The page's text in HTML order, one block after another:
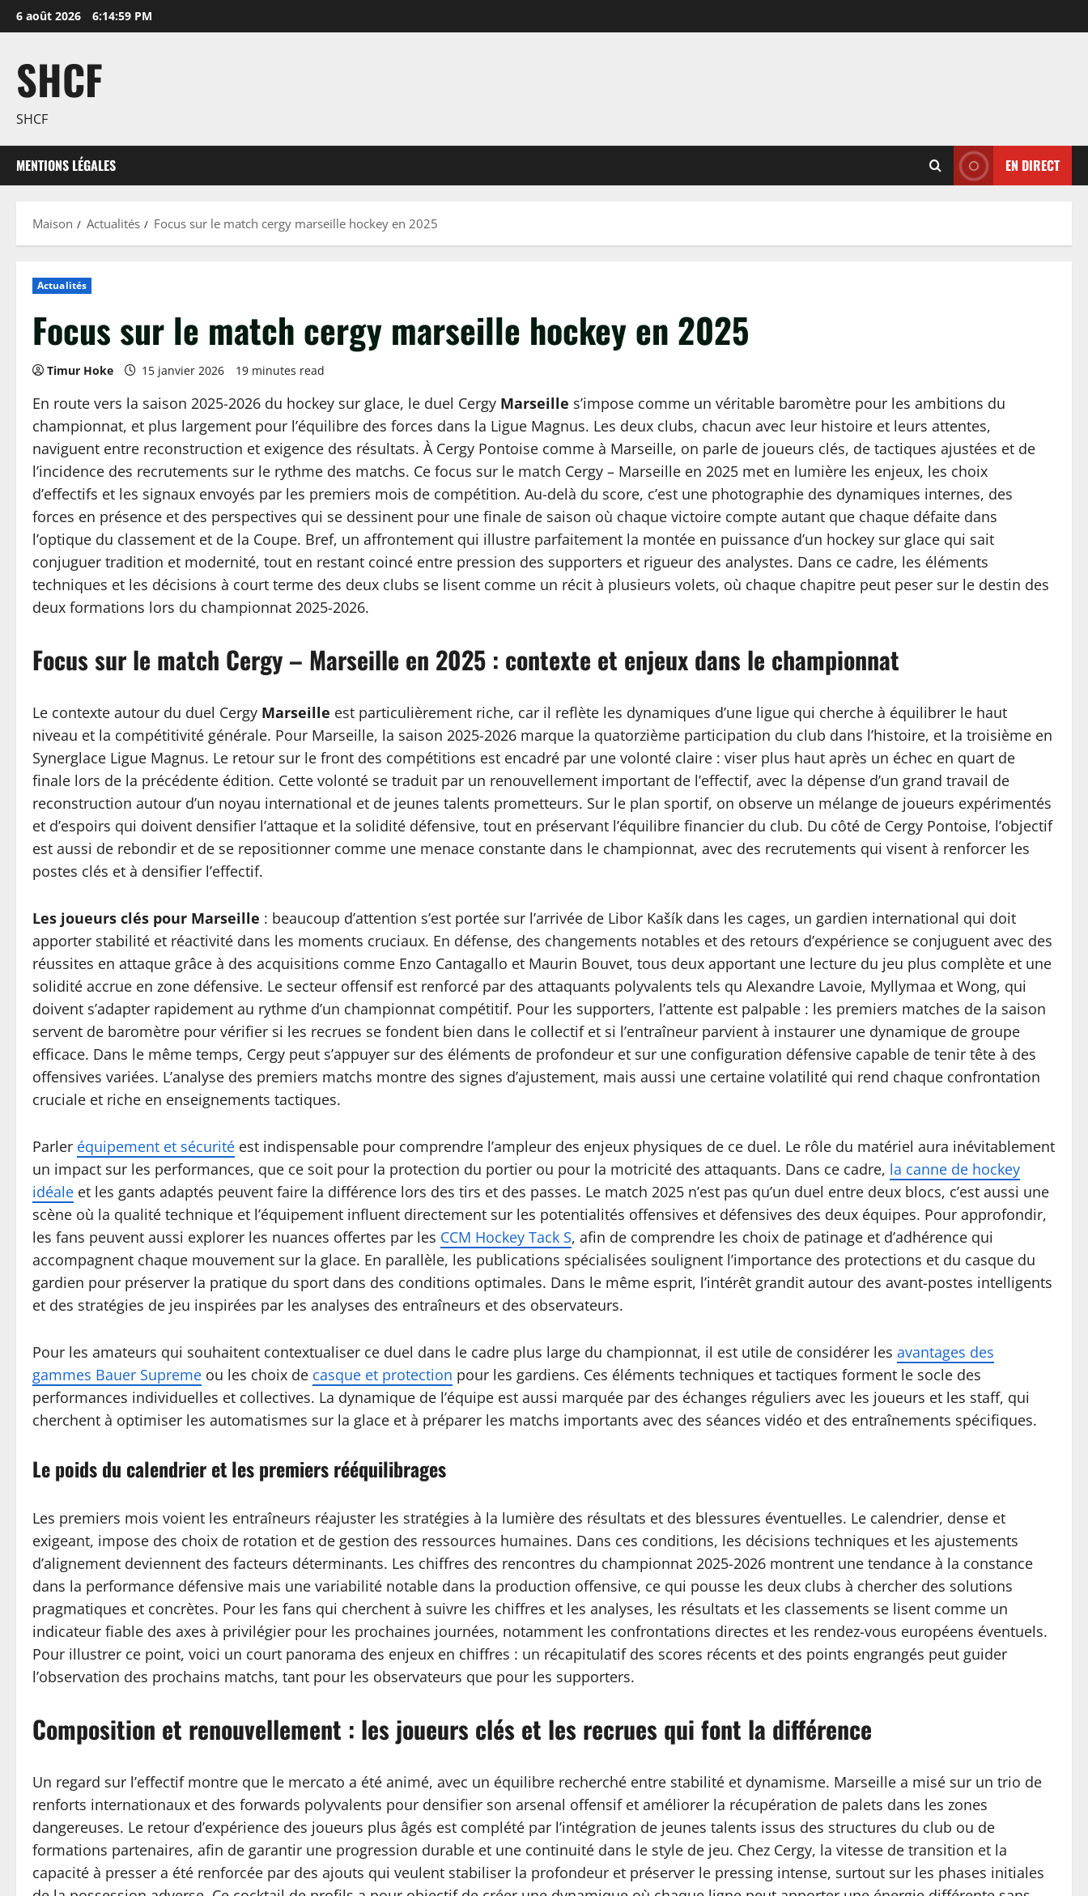
Passer
au
6 août 2026 6:15:00 PM
SHCF
SHCF
MENTIONS LÉGALES EN DIRECT
Maison Actualités Focus sur le match cergy marseille hockey en 2025
Actualités
Focus sur le match cergy marseille hockey en 2025
Timur Hoke 15 janvier 2026 19 minutes read
En route vers la saison 2025-2026 du hockey sur glace, le duel Cergy Marseille s’impose comme un véritable baromètre pour les ambitions du
championnat, et plus largement pour l’équilibre des forces dans la Ligue Magnus. Les deux clubs, chacun avec leur histoire et leurs attentes,
naviguent entre reconstruction et exigence des résultats. À Cergy Pontoise comme à Marseille, on parle de joueurs clés, de tactiques ajustées et de
l’incidence des recrutements sur le rythme des matchs. Ce focus sur le match Cergy – Marseille en 2025 met en lumière les enjeux, les choix
d’effectifs et les signaux envoyés par les premiers mois de compétition. Au-delà du score, c’est une photographie des dynamiques internes, des
forces en présence et des perspectives qui se dessinent pour une finale de saison où chaque victoire compte autant que chaque défaite dans
l’optique du classement et de la Coupe. Bref, un affrontement qui illustre parfaitement la montée en puissance d’un hockey sur glace qui sait
conjuguer tradition et modernité, tout en restant coincé entre pression des supporters et rigueur des analystes. Dans ce cadre, les éléments
techniques et les décisions à court terme des deux clubs se lisent comme un récit à plusieurs volets, où chaque chapitre peut peser sur le destin des
deux formations lors du championnat 2025-2026.
Focus sur le match Cergy – Marseille en 2025 : contexte et enjeux dans le championnat
Le contexte autour du duel Cergy Marseille est particulièrement riche, car il reflète les dynamiques d’une ligue qui cherche à équilibrer le haut
niveau et la compétitivité générale. Pour Marseille, la saison 2025-2026 marque la quatorzième participation du club dans l’histoire, et la troisième en
Synerglace Ligue Magnus. Le retour sur le front des compétitions est encadré par une volonté claire : viser plus haut après un échec en quart de
finale lors de la précédente édition. Cette volonté se traduit par un renouvellement important de l’effectif, avec la dépense d’un grand travail de
reconstruction autour d’un noyau international et de jeunes talents prometteurs. Sur le plan sportif, on observe un mélange de joueurs expérimentés
et d’espoirs qui doivent densifier l’attaque et la solidité défensive, tout en préservant l’équilibre financier du club. Du côté de Cergy Pontoise, l’objectif
est aussi de rebondir et de se repositionner comme une menace constante dans le championnat, avec des recrutements qui visent à renforcer les
postes clés et à densifier l’effectif.
Les joueurs clés pour Marseille : beaucoup d’attention s’est portée sur l’arrivée de Libor Kašík dans les cages, un gardien international qui doit
apporter stabilité et réactivité dans les moments cruciaux. En défense, des changements notables et des retours d’expérience se conjuguent avec des
réussites en attaque grâce à des acquisitions comme Enzo Cantagallo et Maurin Bouvet, tous deux apportant une lecture du jeu plus complète et une
solidité accrue en zone défensive. Le secteur offensif est renforcé par des attaquants polyvalents tels qu Alexandre Lavoie, Myllymaa et Wong, qui
doivent s’adapter rapidement au rythme d’un championnat compétitif. Pour les supporters, l’attente est palpable : les premiers matches de la saison
servent de baromètre pour vérifier si les recrues se fondent bien dans le collectif et si l’entraîneur parvient à instaurer une dynamique de groupe
efficace. Dans le même temps, Cergy peut s’appuyer sur des éléments de profondeur et sur une configuration défensive capable de tenir tête à des
offensives variées. L’analyse des premiers matchs montre des signes d’ajustement, mais aussi une certaine volatilité qui rend chaque confrontation
cruciale et riche en enseignements tactiques.
Parler équipement et sécurité est indispensable pour comprendre l’ampleur des enjeux physiques de ce duel. Le rôle du matériel aura inévitablement
un impact sur les performances, que ce soit pour la protection du portier ou pour la motricité des attaquants. Dans ce cadre, la canne de hockey
idéale et les gants adaptés peuvent faire la différence lors des tirs et des passes. Le match 2025 n’est pas qu’un duel entre deux blocs, c’est aussi une
scène où la qualité technique et l’équipement influent directement sur les potentialités offensives et défensives des deux équipes. Pour approfondir,
les fans peuvent aussi explorer les nuances offertes par les CCM Hockey Tack S, afin de comprendre les choix de patinage et d’adhérence qui
accompagnent chaque mouvement sur la glace. En parallèle, les publications spécialisées soulignent l’importance des protections et du casque du
gardien pour préserver la pratique du sport dans des conditions optimales. Dans le même esprit, l’intérêt grandit autour des avant-postes intelligents
et des stratégies de jeu inspirées par les analyses des entraîneurs et des observateurs.
Pour les amateurs qui souhaitent contextualiser ce duel dans le cadre plus large du championnat, il est utile de considérer les avantages des
gammes Bauer Supreme ou les choix de casque et protection pour les gardiens. Ces éléments techniques et tactiques forment le socle des
performances individuelles et collectives. La dynamique de l’équipe est aussi marquée par des échanges réguliers avec les joueurs et les staff, qui
cherchent à optimiser les automatismes sur la glace et à préparer les matchs importants avec des séances vidéo et des entraînements spécifiques.
Le poids du calendrier et les premiers rééquilibrages
Les premiers mois voient les entraîneurs réajuster les stratégies à la lumière des résultats et des blessures éventuelles. Le calendrier, dense et
exigeant, impose des choix de rotation et de gestion des ressources humaines. Dans ces conditions, les décisions techniques et les ajustements
d’alignement deviennent des facteurs déterminants. Les chiffres des rencontres du championnat 2025-2026 montrent une tendance à la constance
dans la performance défensive mais une variabilité notable dans la production offensive, ce qui pousse les deux clubs à chercher des solutions
pragmatiques et concrètes. Pour les fans qui cherchent à suivre les chiffres et les analyses, les résultats et les classements se lisent comme un
indicateur fiable des axes à privilégier pour les prochaines journées, notamment les confrontations directes et les rendez-vous européens éventuels.
Pour illustrer ce point, voici un court panorama des enjeux en chiffres : un récapitulatif des scores récents et des points engrangés peut guider
l’observation des prochains matchs, tant pour les observateurs que pour les supporters.
Composition et renouvellement : les joueurs clés et les recrues qui font la différence
Un regard sur l’effectif montre que le mercato a été animé, avec un équilibre recherché entre stabilité et dynamisme. Marseille a misé sur un trio de
renforts internationaux et des forwards polyvalents pour densifier son arsenal offensif et améliorer la récupération de palets dans les zones
dangereuses. Le retour d’expérience des joueurs plus âgés est complété par l’intégration de jeunes talents issus des structures du club ou de
formations partenaires, afin de garantir une progression durable et une continuité dans le style de jeu. Chez Cergy, la vitesse de transition et la
capacité à presser a été renforcée par des ajouts qui veulent stabiliser la profondeur et préserver le pressing intense, surtout sur les phases initiales